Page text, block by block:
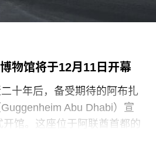
入了展厅地面，污染了大理
造成美术馆约8000英镑的损
用于清洁，其余费用主要用
，部分费用源于馆方自行决
而非抗议行为本身造成的损
获法院采纳。
物馆将于12月11日开幕
十年后，备受期待的阿布扎
Abu Dhabi）宣
馆。这座位于阿联酋首都的